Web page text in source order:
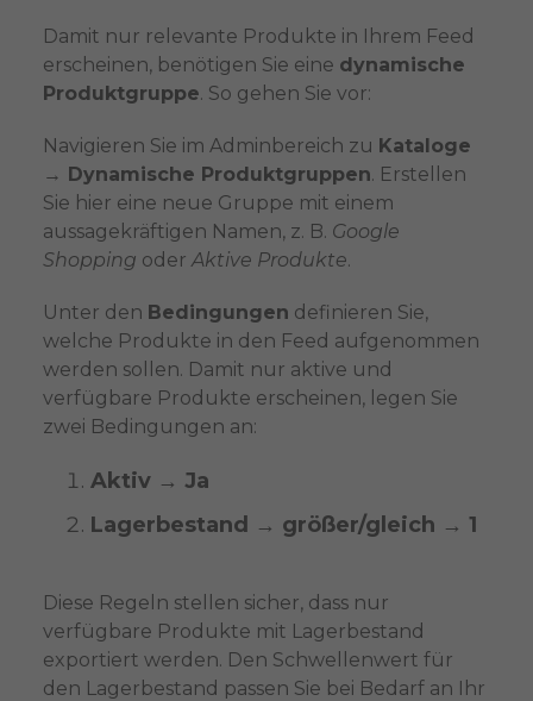
Damit nur relevante Produkte in Ihrem Feed
erscheinen, benötigen Sie eine dynamische
Produktgruppe. So gehen Sie vor:
Navigieren Sie im Adminbereich zu Kataloge
→ Dynamische Produktgruppen. Erstellen
Sie hier eine neue Gruppe mit einem
aussagekräftigen Namen, z. B. Google
Shopping oderAktive Produkte.
Unter den Bedingungen definieren Sie,
welche Produkte in den Feed aufgenommen
werden sollen. Damit nur aktive und
verfügbare Produkte erscheinen, legen Sie
zwei Bedingungen an:
Aktiv → Ja
Lagerbestand → größer/gleich → 1
Diese Regeln stellen sicher, dass nur
verfügbare Produkte mit Lagerbestand
exportiert werden. Den Schwellenwert für
den Lagerbestand passen Sie bei Bedarf an Ihr